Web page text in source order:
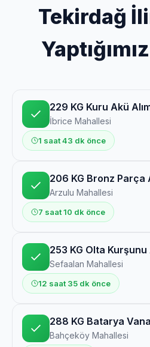
Tekirdağ
229 KG Kuru Akü
İbrice Mahallesi
1 saat 43 dk önce
206 KG Bronz Parça
Arzulu Mahallesi
7 saat 10 dk önce
253 KG Olta Kurşunu
Sefaalan Mahallesi
12 saat 35 dk önce
288 KG Batarya Vana
Bahçeköy Mahallesi